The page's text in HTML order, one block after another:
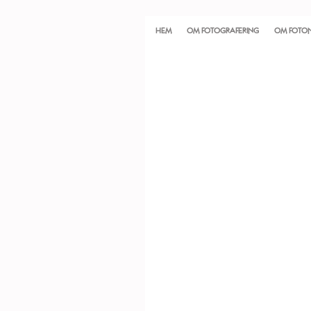
HEM OM FOTOGRAFERING OM